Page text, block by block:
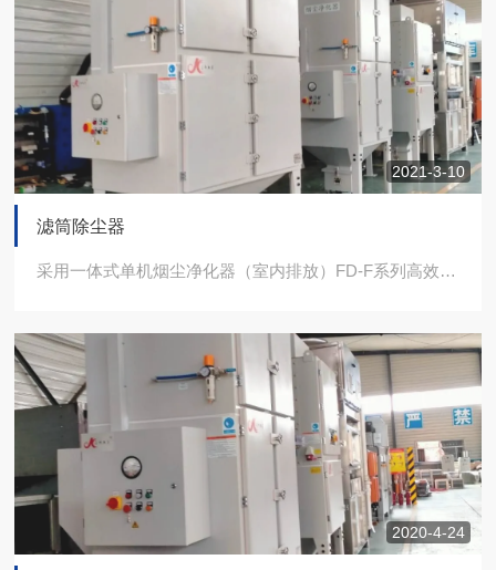
2021-3-10
滤筒除尘器
采用一体式单机烟尘净化器（室内排放）FD-F系列高效型脉冲烟尘净化器，是我司根据...
2020-4-24